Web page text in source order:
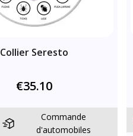
Collier Seresto
€35.10
Commande
d'automobiles